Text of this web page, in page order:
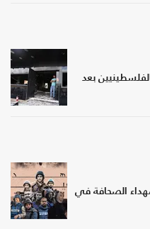
بعد
شهداء الصحافة في